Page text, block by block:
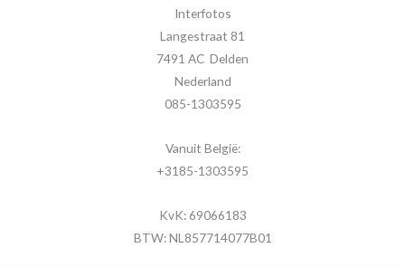
Interfotos
Langestraat 81
7491 AC Delden
Nederland
085-1303595
Vanuit België:
+3185-1303595
KvK: 69066183
BTW: NL857714077B01